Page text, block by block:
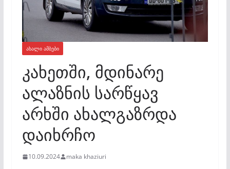
ᲐᲮᲐᲚᲘ ᲐᲛᲑᲔᲑᲘ
კახეთში, მდინარე
ალაზნის სარწყავ
არხში ახალგაზრდა
დაიხრჩო
10.09.2024 maka khaziuri